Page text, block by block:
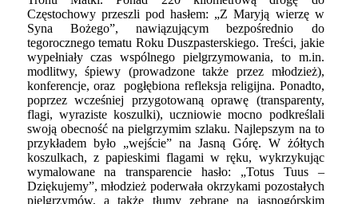
koszulkach, z papieskimi flagami w ręku, wykrzykując
wymalowane na transparencie hasło: „Totus Tuus –
Dziękujemy”, młodzież poderwała okrzykami pozostałych
pielgrzymów, a także tłumy zebrane na jasnogórskim
wzgórzu, dziękując jednocześnie za wielki dar kanonizacji
papieża Jana Pawła II.
Po Mszy Świętej w Kaplicy Matki Bożej, której
przewodniczył ks. bp. Józef Zawitkowski, młodzież,
zmęczona trudami pielgrzymki, ale pełna radości ze
wspólnie podjętego działania, wróciła do swoich domów.